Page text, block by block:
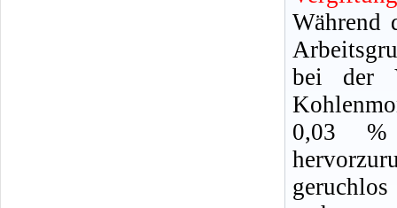
Während
bei der
0,03